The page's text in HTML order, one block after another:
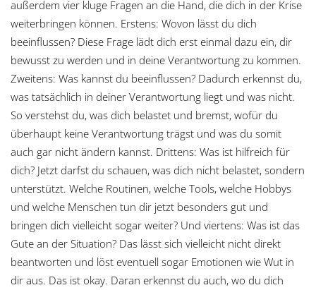
außerdem vier kluge Fragen an die Hand, die dich in der Krise
weiterbringen können. Erstens: Wovon lässt du dich
beeinflussen? Diese Frage lädt dich erst einmal dazu ein, dir
bewusst zu werden und in deine Verantwortung zu kommen.
Zweitens: Was kannst du beeinflussen? Dadurch erkennst du,
was tatsächlich in deiner Verantwortung liegt und was nicht.
So verstehst du, was dich belastet und bremst, wofür du
überhaupt keine Verantwortung trägst und was du somit
auch gar nicht ändern kannst. Drittens: Was ist hilfreich für
dich? Jetzt darfst du schauen, was dich nicht belastet, sondern
unterstützt. Welche Routinen, welche Tools, welche Hobbys
und welche Menschen tun dir jetzt besonders gut und
bringen dich vielleicht sogar weiter? Und viertens: Was ist das
Gute an der Situation? Das lässt sich vielleicht nicht direkt
beantworten und löst eventuell sogar Emotionen wie Wut in
dir aus. Das ist okay. Daran erkennst du auch, wo du dich